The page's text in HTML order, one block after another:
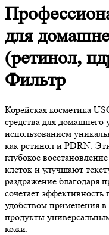
для
(ретинол,
Фильтр
Корейская косметика
средства для домашнего
использованием
как ретинол и PDRN.
глубокое
клеток и улучшают
раздражение
сочетает
удобством применения
продукты
кожи.